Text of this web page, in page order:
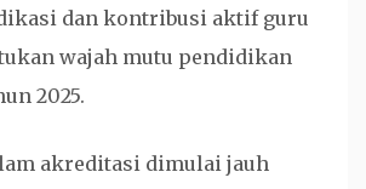
dan kontribusi aktif guru
wajah mutu pendidikan
2025.
akreditasi dimulai jauh